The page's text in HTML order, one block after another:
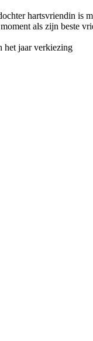
hartsvriendin
als zijn beste
het jaar verkiezing